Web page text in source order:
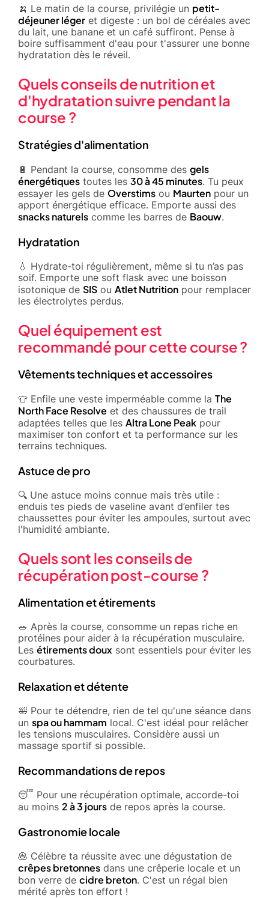
🍌 Le matin de la course, privilégie un petit-
déjeuner léger et digeste : un bol de céréales avec
du lait, une banane et un café suffiront. Pense à
boire suffisamment d'eau pour t'assurer une bonne
hydratation dès le réveil.
Quels conseils de nutrition et
d'hydratation suivre pendant la
course ?
Stratégies d'alimentation
🔋 Pendant la course, consomme des gels
énergétiques toutes les 30 à 45 minutes. Tu peux
essayer les gels de Overstims ou Maurten pour un
apport énergétique efficace. Emporte aussi des
snacks naturels comme les barres de Baouw.
Hydratation
💧 Hydrate-toi régulièrement, même si tu n’as pas
soif. Emporte une soft flask avec une boisson
isotonique de SIS ou Atlet Nutrition pour remplacer
les électrolytes perdus.
Quel équipement est
recommandé pour cette course ?
Vêtements techniques et accessoires
👕 Enfile une veste imperméable comme la The
North Face Resolve et des chaussures de trail
adaptées telles que les Altra Lone Peak pour
maximiser ton confort et ta performance sur les
terrains techniques.
Astuce de pro
🔍 Une astuce moins connue mais très utile :
enduis tes pieds de vaseline avant d’enfiler tes
chaussettes pour éviter les ampoules, surtout avec
l'humidité ambiante.
Quels sont les conseils de
récupération post-course ?
Alimentation et étirements
🥗 Après la course, consomme un repas riche en
protéines pour aider à la récupération musculaire.
Les étirements doux sont essentiels pour éviter les
courbatures.
Relaxation et détente
🛀 Pour te détendre, rien de tel qu'une séance dans
un spa ou hammam local. C'est idéal pour relâcher
les tensions musculaires. Considère aussi un
massage sportif si possible.
Recommandations de repos
😴 Pour une récupération optimale, accorde-toi
au moins 2 à 3 jours de repos après la course.
Gastronomie locale
🥞 Célèbre ta réussite avec une dégustation de
crêpes bretonnes dans une crêperie locale et un
bon verre de cidre breton. C'est un régal bien
mérité après ton effort !